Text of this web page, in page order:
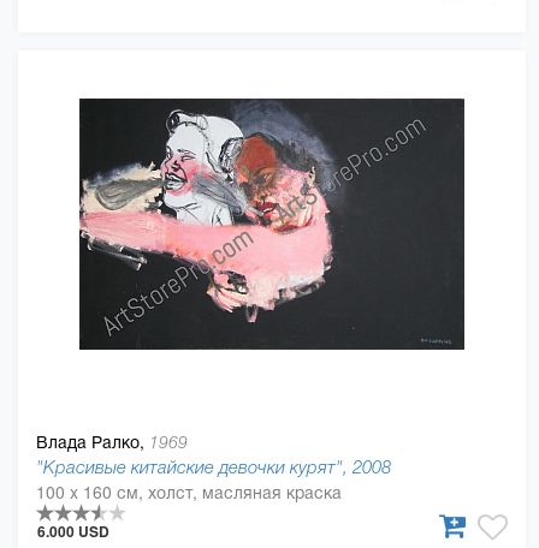
Влада Ралко, 1969
"Красивые китайские девочки курят", 2008
100 x 160 см, холст, масляная краска
6.000 USD